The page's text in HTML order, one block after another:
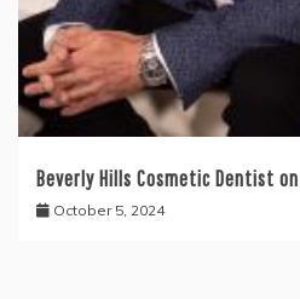
Beverly Hills Cosmetic Dentist
October 5, 2024